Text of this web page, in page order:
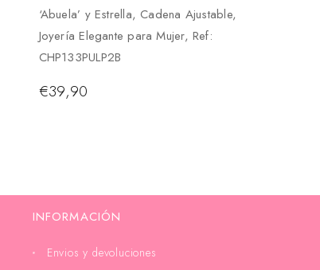
‘Abuela’ y Estrella, Cadena Ajustable,
Joyería Elegante para Mujer, Ref:
CHP133PULP2B
€39,90
INFORMACIÓN
Envios y devoluciones